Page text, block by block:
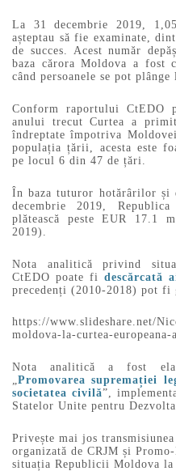
La 31 decembrie 2019,
așteptau să fie examinate,
de succes. Acest număr
baza cărora Moldova a fost
când persoanele se pot
Conform raportului CtEDO
anului trecut Curtea a
îndreptate împotriva
populația țării, acesta este
pe locul 6 din 47 de țări.
În baza tuturor hotărârilor și
decembrie 2019,
plătească peste EUR 17.1
2019).
Nota analitică privind
CtEDO poate fi descărcată
precedenți (2010-2018) pot fi
https://www.slideshare.net/
moldova-la-curtea-
Nota analitică a fost
„Promovarea supremației
societatea civilă”,
Statelor Unite pentru
Privește mai jos
organizată de CRJM și
situația Republicii Moldova